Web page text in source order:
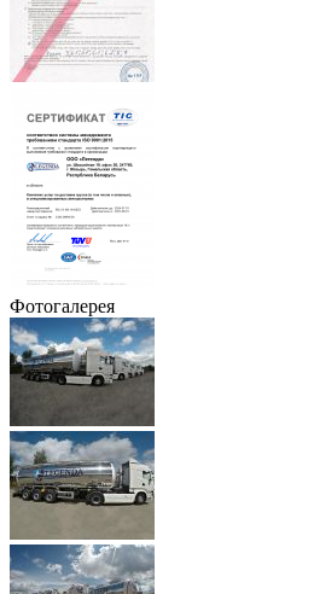
Фотогалерея